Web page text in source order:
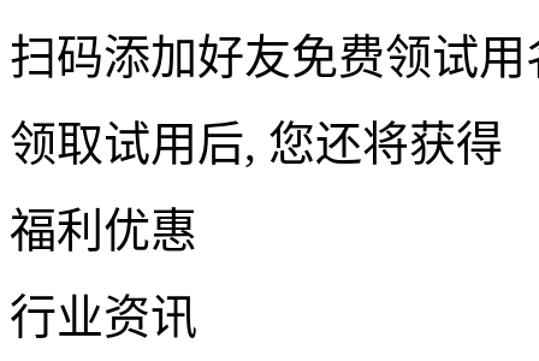
扫码添加好友免费领试用
领取试用后, 您还将获得
福利优惠
行业资讯